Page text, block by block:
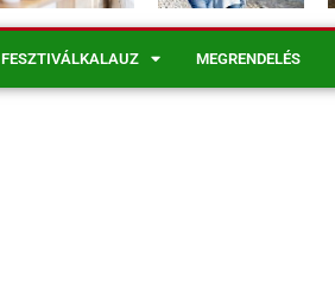
FESZTIVÁLKALAUZ MEGRENDELÉS